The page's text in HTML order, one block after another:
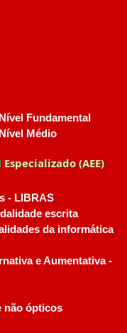
Fundamental
Médio
(AEE)
- LIBRAS
escrita
da informática
e Aumentativa -
não ópticos